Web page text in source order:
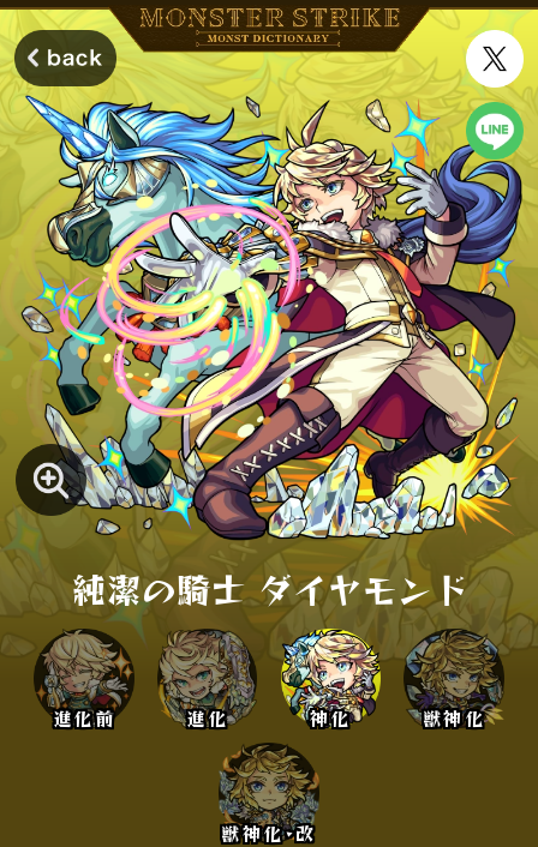
純潔の騎士 ダイヤモンド
進化前 進化 神化 獣神化
獣神化･改